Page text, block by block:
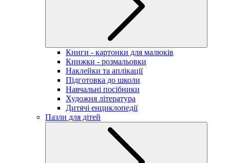
Книги - картонки для малюків
Книжки - розмальовки
Наклейки та аплікації
Підготовка до школи
Навчальні посібники
Художня література
Дитячі енциклопедії
Пазли для дітей